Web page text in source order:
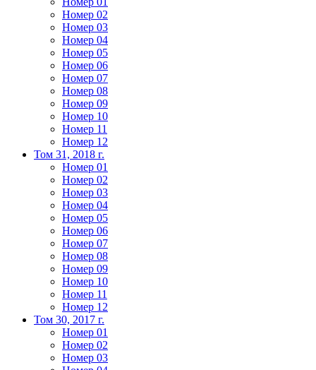
Номер 02
Номер 03
Номер 04
Номер 05
Номер 06
Номер 07
Номер 08
Номер 09
Номер 10
Номер 11
Номер 12
Том 31, 2018 г.
Номер 01
Номер 02
Номер 03
Номер 04
Номер 05
Номер 06
Номер 07
Номер 08
Номер 09
Номер 10
Номер 11
Номер 12
Том 30, 2017 г.
Номер 01
Номер 02
Номер 03